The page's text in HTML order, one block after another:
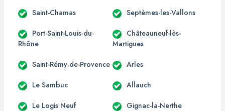
Saint-Chamas Septèmes-les-Vallons
Port-Saint-Louis-du-
Rhône
Châteauneuf-lès-
Martigues
Saint-Rémy-de-Provence Arles
Le Sambuc Allauch
Le Logis Neuf Gignac-la-Nerthe